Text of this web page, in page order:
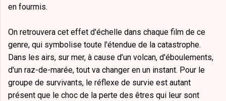
en fourmis.
On retrouvera cet effet d'échelle dans chaque film de ce
genre, qui symbolise toute l'étendue de la catastrophe.
Dans les airs, sur mer, à cause d’un volcan, d'éboulements,
d'un raz-de-marée, tout va changer en un instant. Pour le
groupe de survivants, le réflexe de survie est autant
présent que le choc de la perte des êtres qui leur sont